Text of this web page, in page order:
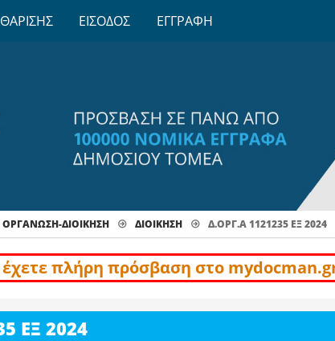
ΕΙΣΟΔΟΣ ΕΓΓΡΑΦΗ
ΟΡΓΑΝΩΣΗ-ΔΙΟΙΚΗΣΗ ΔΙΟΊΚΗΣΗ Δ.ΟΡΓ.Α 1121235 ΕΞ 2024
πλήρη πρόσβαση στο
ΕΞ 2024